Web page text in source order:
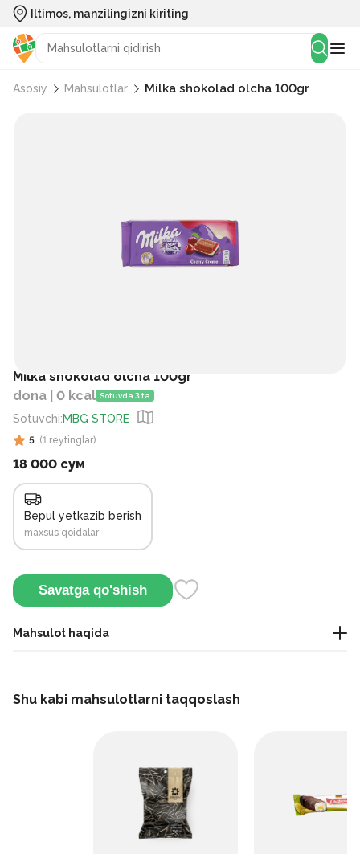
Iltimos, manzilingizni kiriting
Asosiy Mahsulotlar Milka shokolad olcha 100gr
Milka shokolad olcha 100gr
dona | 0 kcal Sotuvda 3 ta
Sotuvchi:MBG STORE
5 (1 reytinglar)
18 000 сум
Bepul yetkazib berish
maxsus qoidalar
Savatga qo'shish
Mahsulot haqida
Shu kabi mahsulotlarni taqqoslash